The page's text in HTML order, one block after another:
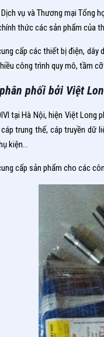
vụ và Thương mại Tổng
thức các sản phẩm của
cấp các thiết bị điện,
công trình quy mô, tầm
phối bởi Việt
tại Hà Nội, hiện Việt Long
trung thế, cáp truyền dữ
kiện…
cấp sản phẩm cho các